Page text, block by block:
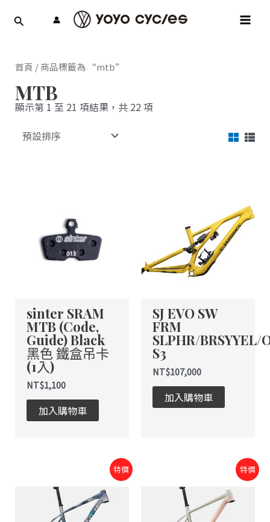
首頁 / 商品標籤為 “mtb”
MTB
顯示第 1 至 21 項結果，共 22 項
sinter SRAM
MTB (Code,
Guide) Black
黑色 鐵盒吊卡
(1入)
NT$1,100
加入購物車
SJ EVO SW
FRM
SLPHR/BRSYYEL/
S3
NT$107,000
加入購物車
特價
格：
NT$48,500。
目
前
特價
格：
NT$48,500。
目
前